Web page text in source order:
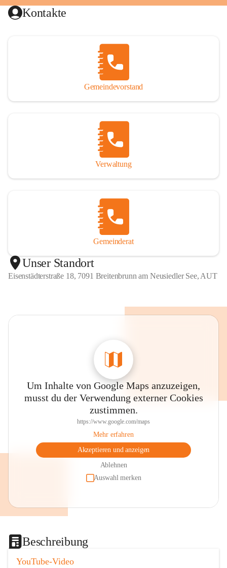
Kontakte
Gemeindevorstand
Verwaltung
Gemeinderat
Unser Standort
Eisenstädterstraße 18, 7091 Breitenbrunn am Neusiedler See, AUT
Um Inhalte von Google Maps anzuzeigen,
musst du der Verwendung externer Cookies
zustimmen.
https://www.google.com/maps
Mehr erfahren
Akzeptieren und anzeigen
Ablehnen
Auswahl merken
Beschreibung
YouTube-Video